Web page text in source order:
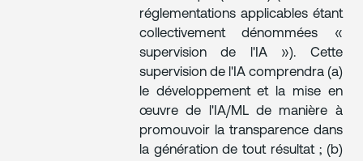
réglementations applicables étant
collectivement dénommées «
supervision de l'IA »). Cette
supervision de l'IA comprendra (a)
le développement et la mise en
œuvre de l'IA/ML de manière à
promouvoir la transparence dans
la génération de tout résultat ; (b)